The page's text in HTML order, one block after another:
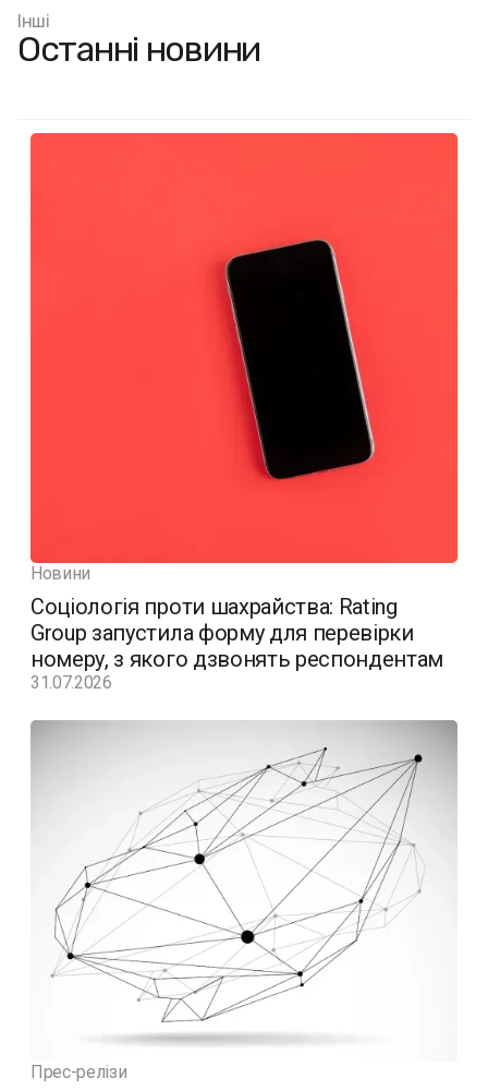
Інші
Останні новини
Новини
Соціологія проти шахрайства: Rating
Group запустила форму для перевірки
номеру, з якого дзвонять респондентам
31.07.2026
Прес-релізи